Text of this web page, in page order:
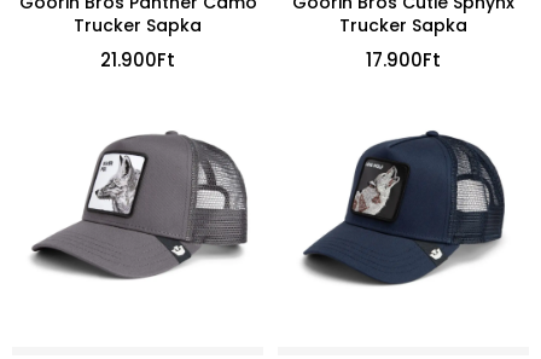
Trucker Sapka
21.900Ft
Trucker Sapka
17.900Ft